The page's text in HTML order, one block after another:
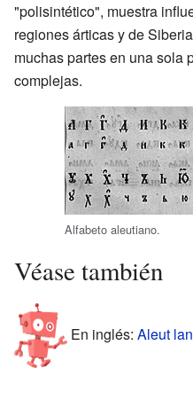
"polisintético", muestra
regiones árticas y de
muchas partes en una sola
complejas.
Alfabeto aleutiano.
Véase también
En inglés: Aleut